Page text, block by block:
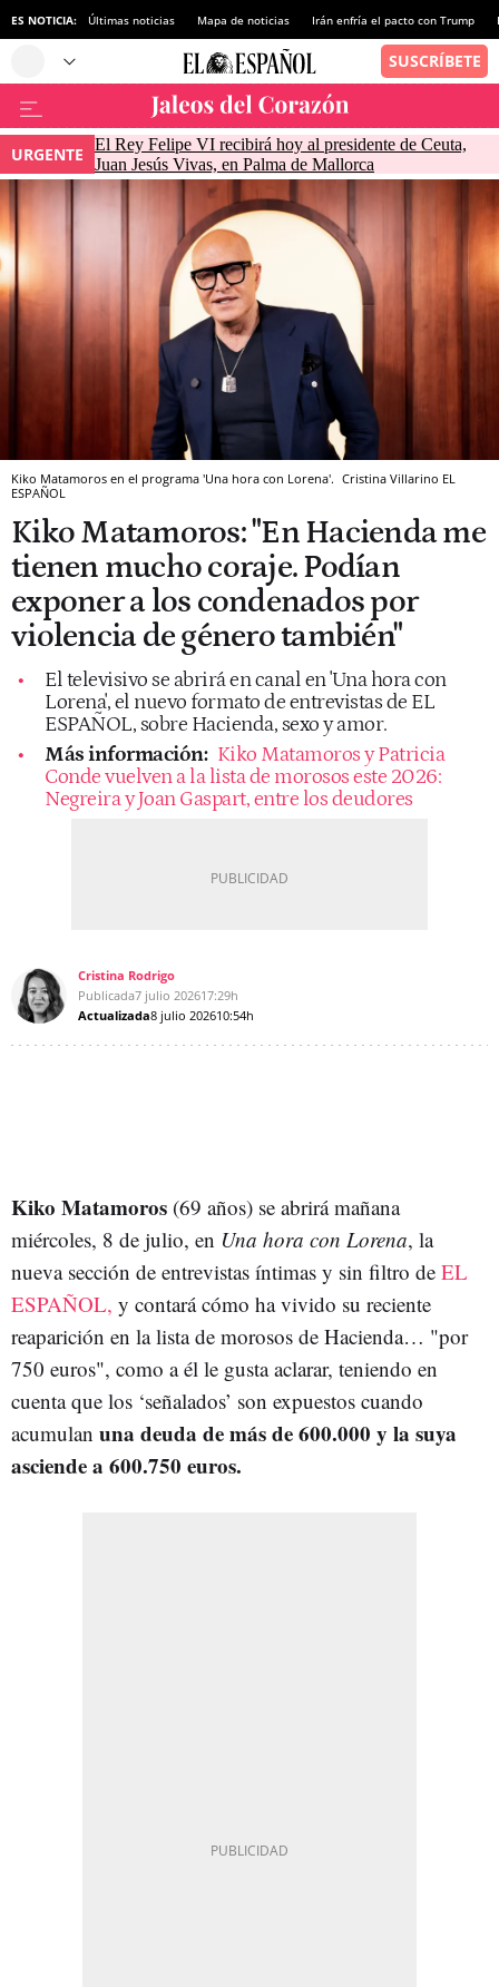
ES NOTICIA: Últimas noticias Mapa de noticias Irán enfría el pacto con Trump
URGENTE
El Rey Felipe VI recibirá hoy al presidente de Ceuta,
Juan Jesús Vivas, en Palma de Mallorca
Kiko Matamoros en el programa 'Una hora con Lorena'. Cristina Villarino EL
ESPAÑOL
Kiko Matamoros: "En Hacienda me
tienen mucho coraje. Podían
exponer a los condenados por
violencia de género también"
El televisivo se abrirá en canal en 'Una hora con
Lorena', el nuevo formato de entrevistas de EL
ESPAÑOL, sobre Hacienda, sexo y amor.
Más información: Kiko Matamoros y Patricia
Conde vuelven a la lista de morosos este 2026:
Negreira y Joan Gaspart, entre los deudores
Cristina Rodrigo
Publicada7 julio 202617:29h
Actualizada8 julio 202610:54h
Kiko Matamoros (69 años) se abrirá mañana
miércoles, 8 de julio, en Una hora con Lorena, la
nueva sección de entrevistas íntimas y sin filtro de EL
ESPAÑOL, y contará cómo ha vivido su reciente
reaparición en la lista de morosos de Hacienda… "por
750 euros", como a él le gusta aclarar, teniendo en
cuenta que los ‘señalados’ son expuestos cuando
acumulan una deuda de más de 600.000 y la suya
asciende a 600.750 euros.